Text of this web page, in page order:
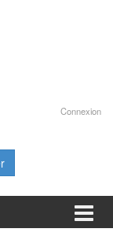
Connexion